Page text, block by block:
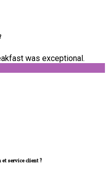
was exceptional.
service client ?